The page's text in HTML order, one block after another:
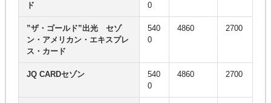
ド
0
”ザ・ゴールド”出光 セゾ
ン・アメリカン・エキスプレ
ス・カード
540
0
4860 2700
JQ CARDセゾン
540
0
4860 2700